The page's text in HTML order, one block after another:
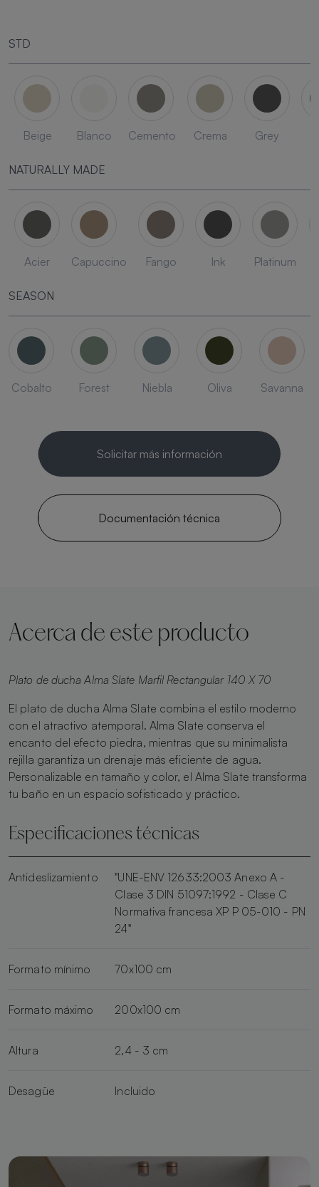
STD
Beige Blanco Cemento Crema Grey
NATURALLY MADE
Acier Capuccino Fango Ink Platinum
SEASON
Cobalto Forest Niebla Oliva Savanna
Solicitar más información
Documentación técnica
Acerca de este producto
Plato de ducha Alma Slate Marfil Rectangular 140 X 70
El plato de ducha Alma Slate combina el estilo moderno
con el atractivo atemporal. Alma Slate conserva el
encanto del efecto piedra, mientras que su minimalista
rejilla garantiza un drenaje más eficiente de agua.
Personalizable en tamaño y color, el Alma Slate transforma
tu baño en un espacio sofisticado y práctico.
Especificaciones técnicas
Antideslizamiento
"UNE-ENV 12633:2003 Anexo A -
Clase 3 DIN 51097:1992 - Clase C
Normativa francesa XP P 05-010 - PN
24"
Formato mínimo 70x100 cm
Formato máximo 200x100 cm
Altura 2,4 - 3 cm
Desagüe Incluido